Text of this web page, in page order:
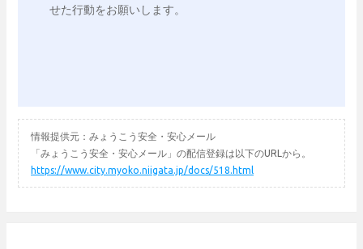
情報提供元：みょうこう安全・安心メール
「みょうこう安全・安心メール」の配信登録は以下のURLから。
https://www.city.myoko.niigata.jp/docs/518.html